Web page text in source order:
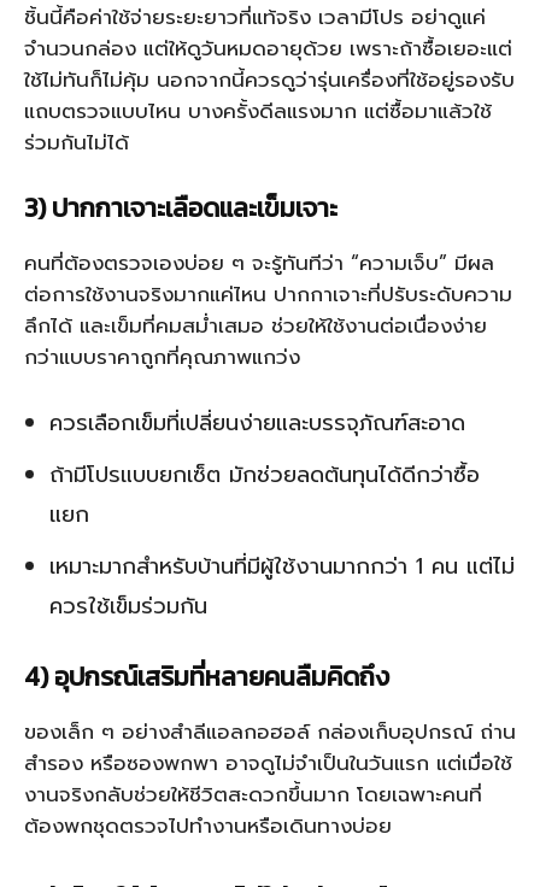
ชิ้นนี้คือค่าใช้จ่ายระยะยาวที่แท้จริง เวลามีโปร อย่าดูแค่
จำนวนกล่อง แต่ให้ดูวันหมดอายุด้วย เพราะถ้าซื้อเยอะแต่
ใช้ไม่ทันก็ไม่คุ้ม นอกจากนี้ควรดูว่ารุ่นเครื่องที่ใช้อยู่รองรับ
แถบตรวจแบบไหน บางครั้งดีลแรงมาก แต่ซื้อมาแล้วใช้
ร่วมกันไม่ได้
3) ปากกาเจาะเลือดและเข็มเจาะ
คนที่ต้องตรวจเองบ่อย ๆ จะรู้ทันทีว่า “ความเจ็บ” มีผล
ต่อการใช้งานจริงมากแค่ไหน ปากกาเจาะที่ปรับระดับความ
ลึกได้ และเข็มที่คมสม่ำเสมอ ช่วยให้ใช้งานต่อเนื่องง่าย
กว่าแบบราคาถูกที่คุณภาพแกว่ง
ควรเลือกเข็มที่เปลี่ยนง่ายและบรรจุภัณฑ์สะอาด
ถ้ามีโปรแบบยกเซ็ต มักช่วยลดต้นทุนได้ดีกว่าซื้อ
แยก
เหมาะมากสำหรับบ้านที่มีผู้ใช้งานมากกว่า 1 คน แต่ไม่
ควรใช้เข็มร่วมกัน
4) อุปกรณ์เสริมที่หลายคนลืมคิดถึง
ของเล็ก ๆ อย่างสำลีแอลกอฮอล์ กล่องเก็บอุปกรณ์ ถ่าน
สำรอง หรือซองพกพา อาจดูไม่จำเป็นในวันแรก แต่เมื่อใช้
งานจริงกลับช่วยให้ชีวิตสะดวกขึ้นมาก โดยเฉพาะคนที่
ต้องพกชุดตรวจไปทำงานหรือเดินทางบ่อย